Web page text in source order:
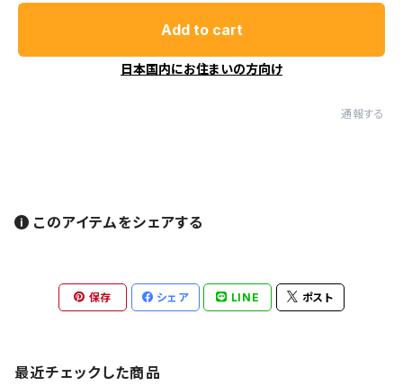
Add to cart
日本国内にお住まいの方向け
通報する
このアイテムをシェアする
保存 シェア LINE ポスト
最近チェックした商品